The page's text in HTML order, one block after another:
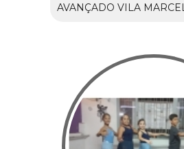
AVANÇADO VILA